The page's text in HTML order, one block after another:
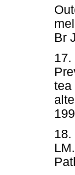
Br
tea